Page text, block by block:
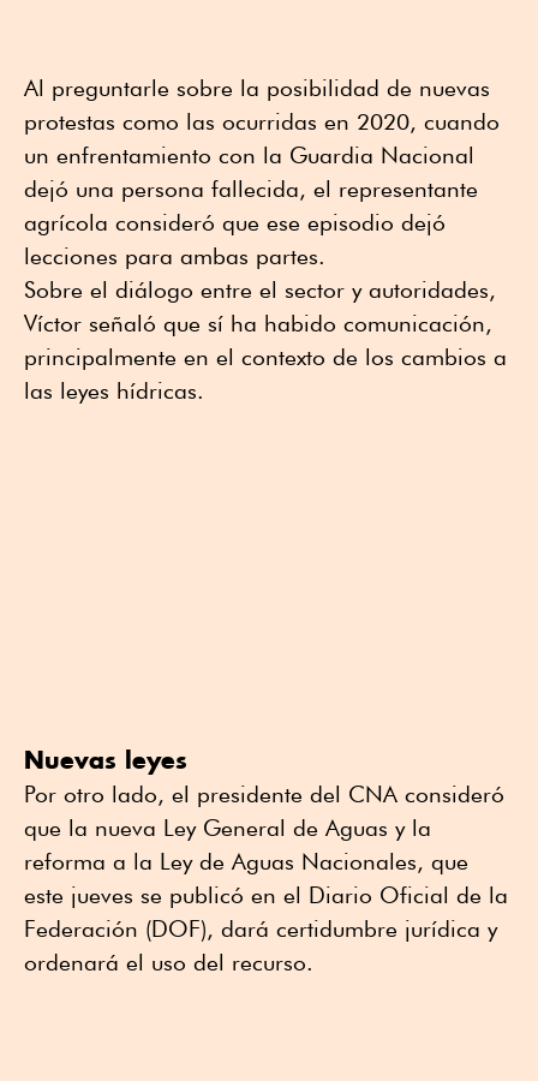
Al preguntarle sobre la posibilidad de nuevas
protestas como las ocurridas en 2020, cuando
un enfrentamiento con la Guardia Nacional
dejó una persona fallecida, el representante
agrícola consideró que ese episodio dejó
lecciones para ambas partes.
Sobre el diálogo entre el sector y autoridades,
Víctor señaló que sí ha habido comunicación,
principalmente en el contexto de los cambios a
las leyes hídricas.
Nuevas leyes
Por otro lado, el presidente del CNA consideró
que la nueva Ley General de Aguas y la
reforma a la Ley de Aguas Nacionales, que
este jueves se publicó en el Diario Oficial de la
Federación (DOF), dará certidumbre jurídica y
ordenará el uso del recurso.